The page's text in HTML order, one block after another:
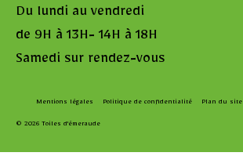
Du lundi au vendredi
de 9H à 13H- 14H à 18H
Samedi sur rendez-vous
Mentions légales Politique de confidentialité Plan du site
© 2026 Toiles d'émeraude